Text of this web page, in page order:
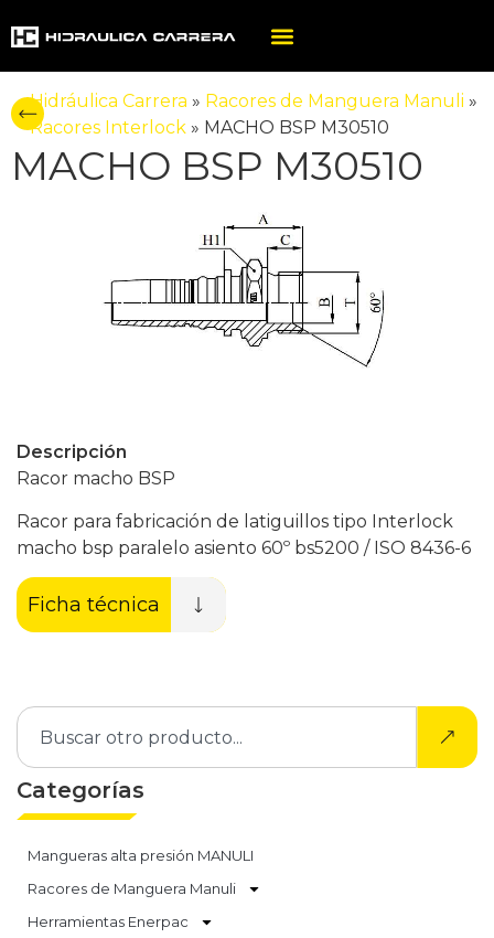
Hidráulica Carrera » Racores de Manguera Manuli »
Racores Interlock» MACHO BSP M30510
MACHO BSP M30510
Descripción
Racor macho BSP
Racor para fabricación de latiguillos tipo Interlock
macho bsp paralelo asiento 60º bs5200 / ISO 8436-6
Ficha técnica
Categorías
Mangueras alta presión MANULI
Racores de Manguera Manuli
Herramientas Enerpac